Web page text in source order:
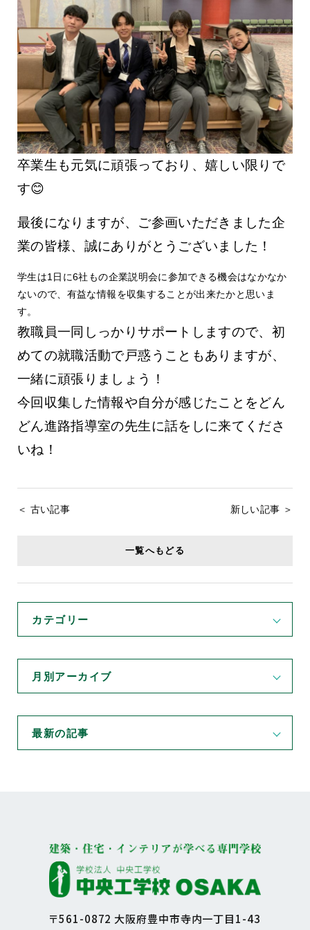
卒業生も元気に頑張っており、嬉しい限りで
す😊
最後になりますが、ご参画いただきました企
業の皆様、誠にありがとうございました！
学生は1日に6社もの企業説明会に参加できる機会はなかなか
ないので、有益な情報を収集することが出来たかと思いま
す。
教職員一同しっかりサポートしますので、初
めての就職活動で戸惑うこともありますが、
一緒に頑張りましょう！
今回収集した情報や自分が感じたことをどん
どん進路指導室の先生に話をしに来てくださ
いね！
＜ 古い記事 新しい記事 ＞
一覧へもどる
カテゴリー
月別アーカイブ
最新の記事
〒561-0872 大阪府豊中市寺内一丁目1-43